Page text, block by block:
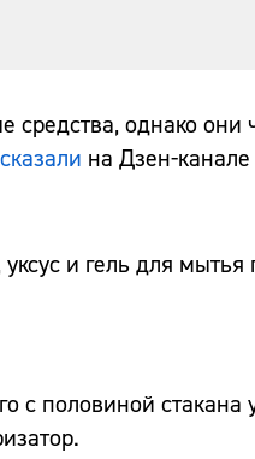
однако
на Дзен-
и гель для
с половиной стакана